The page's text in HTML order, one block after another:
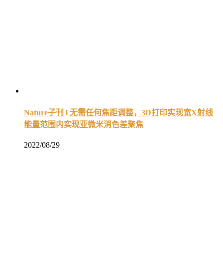
Nature子刊 l 无需任何焦距调整，3D打印实现宽X射线
能量范围内实现亚微米消色差聚焦
2022/08/29